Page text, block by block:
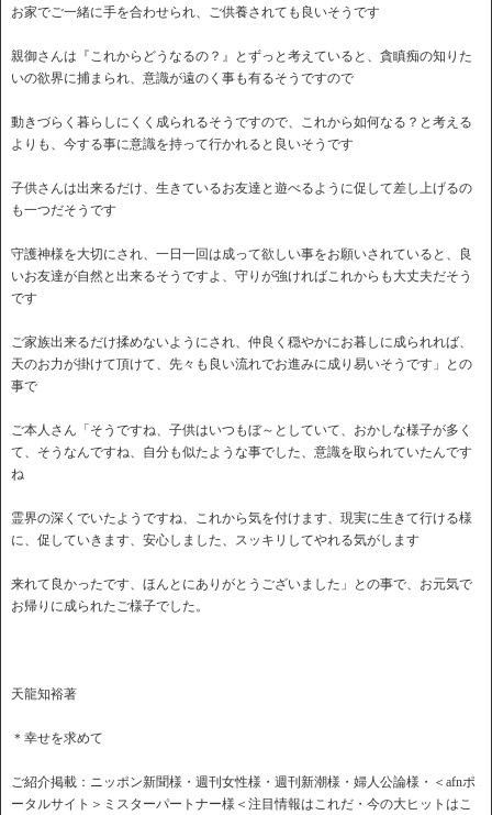
お家でご一緒に手を合わせられ、ご供養されても良いそうです
親御さんは『これからどうなるの？』とずっと考えていると、貪瞋痴の知りた
いの欲界に捕まられ、意識が遠のく事も有るそうですので
動きづらく暮らしにくく成られるそうですので、これから如何なる？と考える
よりも、今する事に意識を持って行かれると良いそうです
子供さんは出来るだけ、生きているお友達と遊べるように促して差し上げるの
も一つだそうです
守護神様を大切にされ、一日一回は成って欲しい事をお願いされていると、良
いお友達が自然と出来るそうですよ、守りが強ければこれからも大丈夫だそう
です
ご家族出来るだけ揉めないようにされ、仲良く穏やかにお暮しに成られれば、
天のお力が掛けて頂けて、先々も良い流れでお進みに成り易いそうです」との
事で
ご本人さん「そうですね、子供はいつもぼ～としていて、おかしな様子が多く
て、そうなんですね、自分も似たような事でした、意識を取られていたんです
ね
霊界の深くでいたようですね、これから気を付けます、現実に生きて行ける様
に、促していきます、安心しました、スッキリしてやれる気がします
来れて良かったです、ほんとにありがとうございました」との事で、お元気で
お帰りに成られたご様子でした。
天龍知裕著
＊幸せを求めて
ご紹介掲載：ニッポン新聞様・週刊女性様・週刊新潮様・婦人公論様・＜afnポ
ータルサイト＞ミスターパートナー様＜注目情報はこれだ・今の大ヒットはこ